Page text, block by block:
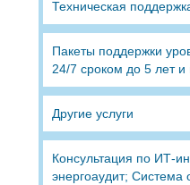
Техническая
Пакеты поддержки
24/7 сроком до 5 лет
Другие услуги
Консультация по ИТ-
энергоаудит; Система